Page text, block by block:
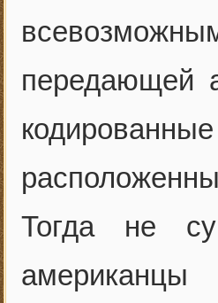
передающей
Тогда не